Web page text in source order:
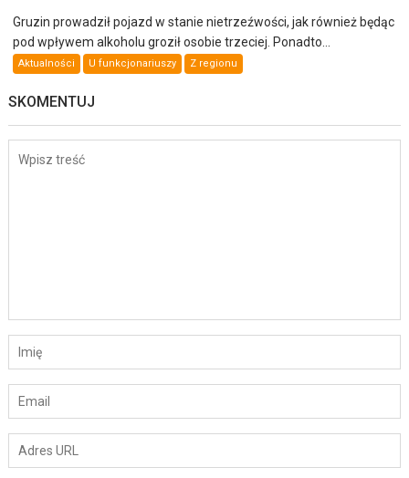
Gruzin prowadził pojazd w stanie nietrzeźwości, jak również będąc
pod wpływem alkoholu groził osobie trzeciej. Ponadto...
Aktualności U funkcjonariuszy Z regionu
SKOMENTUJ